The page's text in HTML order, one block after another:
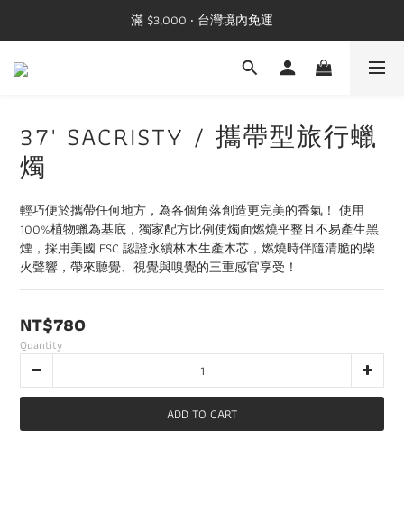
滿 $3,000 ‧ 台灣境內免運
37' SACRISTY / 攜帶型旅行蠟
燭
輕巧便於攜帶任何地方，為各個角落創造更完美的香氣！ 使用
100%植物蠟為基底，獨家配方比例使燭面燃燒平整且不易產生黑
煙，採用美國 FSC 認證永續林木生產木芯，燃燒時伴隨清脆的柴
火聲響，帶來聽覺、視覺與嗅覺的三重感官享受！
NT$780
Quantity
ADD TO CART